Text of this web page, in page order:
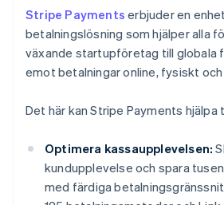
Stripe Payments erbjuder en
betalningslösning som hjälper alla
växande startupföretag till globala
emot betalningar online, fysiskt och
Det här kan Stripe Payments hjälpa
Optimera kassaupplevelsen:
kundupplevelse och spara
med färdiga